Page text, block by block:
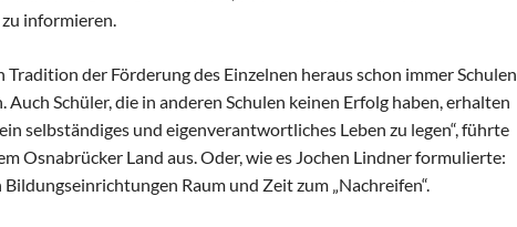
informieren.
der Förderung des Einzelnen heraus schon immer Schulen
Schüler, die in anderen Schulen keinen Erfolg haben, erhalten
selbständiges und eigenverantwortliches Leben zu legen“, führte
Osnabrücker Land aus. Oder, wie es Jochen Lindner formulierte:
Raum und Zeit zum „Nachreifen“.